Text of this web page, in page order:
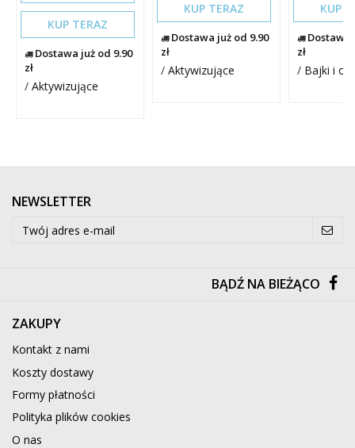
KUP TERAZ
Dostawa już od 9.90
zł
/ Aktywizujące
KUP TERAZ
Dostawa już od 9.90
zł
/ Aktywizujące
KUP
Dostawa
zł
/ Bajki i
NEWSLETTER
BĄDŹ NA BIEŻĄCO
ZAKUPY
Kontakt z nami
Koszty dostawy
Formy płatności
Polityka plików cookies
O nas